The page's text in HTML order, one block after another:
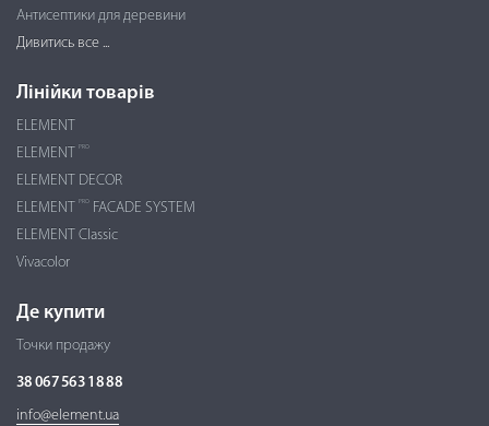
Антисептики для деревини
Дивитись все ...
Лінійки товарів
ELEMENT
ELEMENT
PRO
ELEMENT DECOR
ELEMENT
PRO
FACADE SYSTEM
ELEMENT Classic
Vivacolor
Де купити
Точки продажу
38 067 563 18 88
info@element.ua